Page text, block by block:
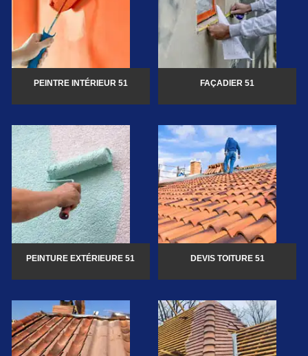
PEINTRE INTÉRIEUR 51 FAÇADIER 51
PEINTURE EXTÉRIEURE 51 DEVIS TOITURE 51